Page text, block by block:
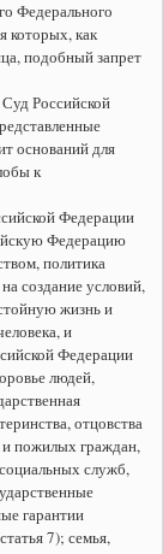
Федерального
которых, как
подобный запрет
Российской
оснований для
к
Федерации
Федерацию
политика
создание условий,
жизнь и
и
Федерации
людей,
отцовства
и пожилых граждан,
служб,
гарантии
7); семья,